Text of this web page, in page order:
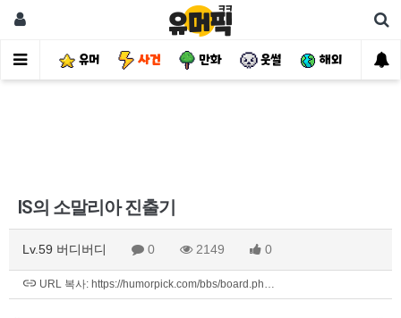
유머 사건 만화 웃썰 해외 핫
IS의 소말리아 진출기
Lv.59 버디버디 0 2149 0
URL 복사: https://humorpick.com/bbs/board.ph…